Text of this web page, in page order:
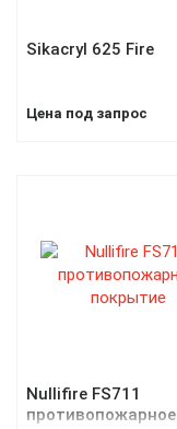
Sikacryl 625 Fire
Цена под запрос
Nullifire FS711
противопожарное